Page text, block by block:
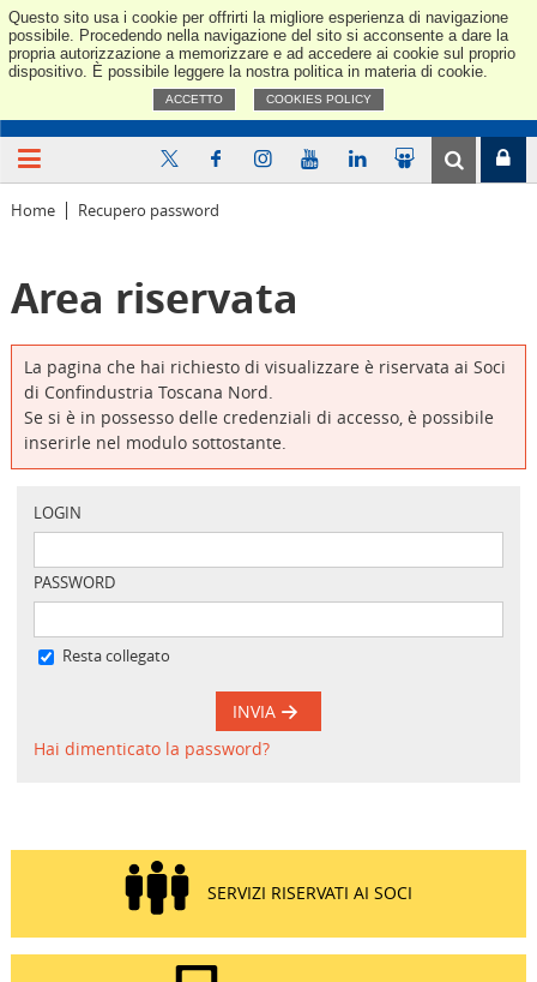
Questo sito usa i cookie per offrirti la migliore esperienza di navigazione
possibile. Procedendo nella navigazione del sito si acconsente a dare la
propria autorizzazione a memorizzare e ad accedere ai cookie sul proprio
dispositivo. È possibile leggere la nostra politica in materia di cookie.
ACCETTO COOKIES POLICY
Home Recupero password
Area riservata
La pagina che hai richiesto di visualizzare è riservata ai Soci
di Confindustria Toscana Nord.
Se si è in possesso delle credenziali di accesso, è possibile
inserirle nel modulo sottostante.
LOGIN
PASSWORD
Resta collegato
INVIA
Hai dimenticato la password?
SERVIZI RISERVATI AI SOCI